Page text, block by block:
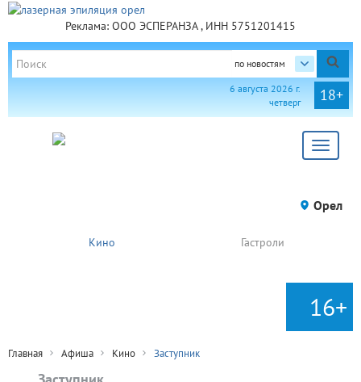
Реклама: ООО ЭСПЕРАНЗА , ИНН 5751201415
по новостям
18+
6 августа 2026 г.
четверг
Toggle
Орел
Кино Гастроли
16+
Главная Афиша Кино Заступник